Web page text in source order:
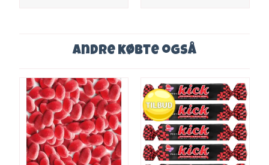
Andre købte også